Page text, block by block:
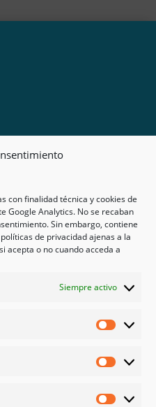
con finalidad técnica y cookies de
Google Analytics. No se recaban
Sin embargo, contiene
de privacidad ajenas a la
acepta o no cuando acceda a
Siempre activo